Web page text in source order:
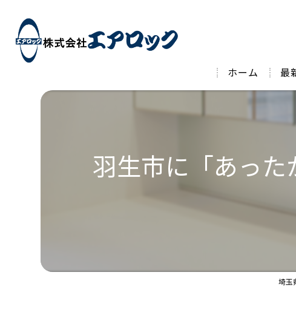
ホーム 最
羽生市に「あっ
埼玉